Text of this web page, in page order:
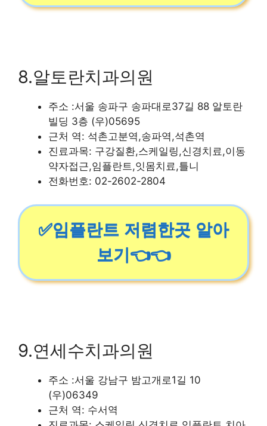
8.알토란치과의원
주소 :서울 송파구 송파대로37길 88 알토란
빌딩 3층 (우)05695
근처 역: 석촌고분역,송파역,석촌역
진료과목: 구강질환,스케일링,신경치료,이동
약자접근,임플란트,잇몸치료,틀니
전화번호: 02-2602-2804
✅임플란트 저렴한곳 알아
보기👈👈
9.연세수치과의원
주소 :서울 강남구 밤고개로1길 10
(우)06349
근처 역: 수서역